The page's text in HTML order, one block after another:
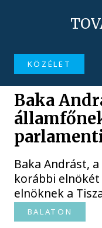
KÖZÉLET
Baka
Baka Andrást,
korábbi
elnöknek a
BALATON